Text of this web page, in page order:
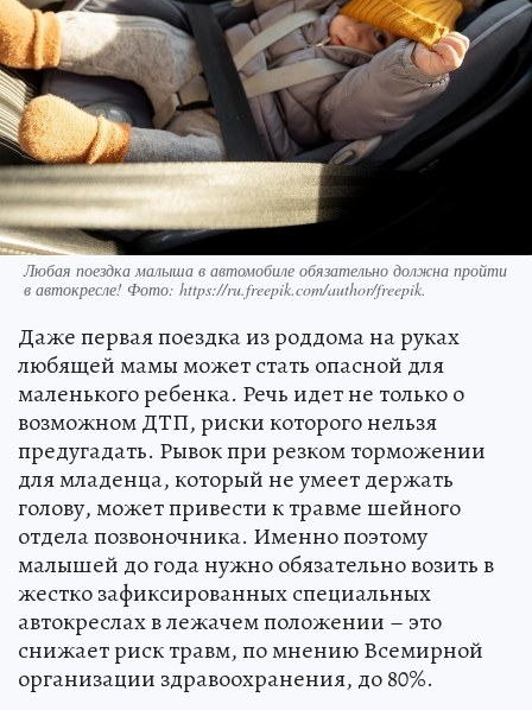
Любая поездка малыша в автомобиле обязательно должна пройти
в автокресле! Фото: https://ru.freepik.com/author/freepik.
Даже первая поездка из роддома на руках
любящей мамы может стать опасной для
маленького ребенка. Речь идет не только о
возможном ДТП, риски которого нельзя
предугадать. Рывок при резком торможении
для младенца, который не умеет держать
голову, может привести к травме шейного
отдела позвоночника. Именно поэтому
малышей до года нужно обязательно возить в
жестко зафиксированных специальных
автокреслах в лежачем положении – это
снижает риск травм, по мнению Всемирной
организации здравоохранения, до 80%.